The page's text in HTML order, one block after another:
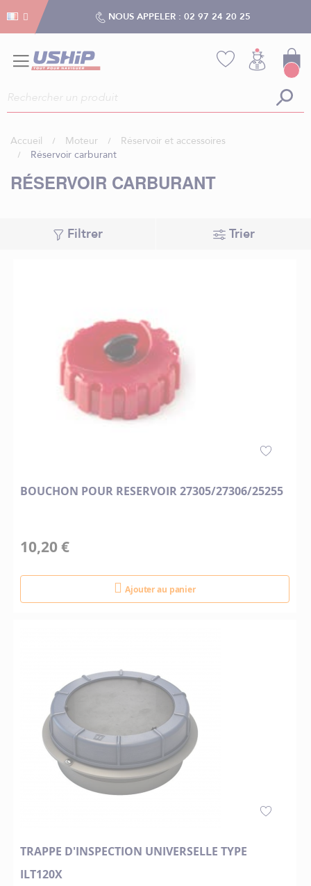
NOUS APPELER : 02 97 24 20 25
Accueil Moteur
Réservoir et accessoires
Réservoir carburant
RÉSERVOIR CARBURANT
Filtrer Trier
BOUCHON POUR RESERVOIR 27305/27306/25255
10,20 €
Ajouter au panier
TRAPPE D'INSPECTION UNIVERSELLE TYPE
ILT120X
Gestion des cookies
Gestion des cookies